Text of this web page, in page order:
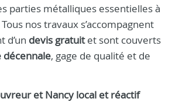
parties métalliques essentielles à
nos travaux s’accompagnent
d’un devis gratuitet sont couverts
décennale, gage de qualité et de
et Nancylocal et réactif